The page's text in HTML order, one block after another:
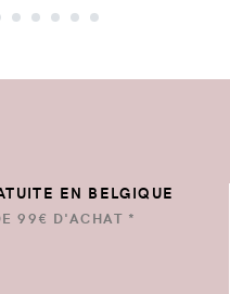
EN BELGIQUE
99€ D'ACHAT *